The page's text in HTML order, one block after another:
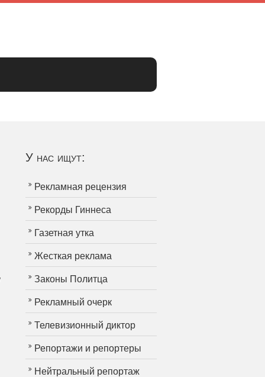
У нас ищут:
Рекламная рецензия
Рекорды Гиннеса
Газетная утка
Жесткая реклама
Законы Политца
Рекламный очерк
Телевизионный диктор
Репортажи и репортеры
Нейтральный репортаж